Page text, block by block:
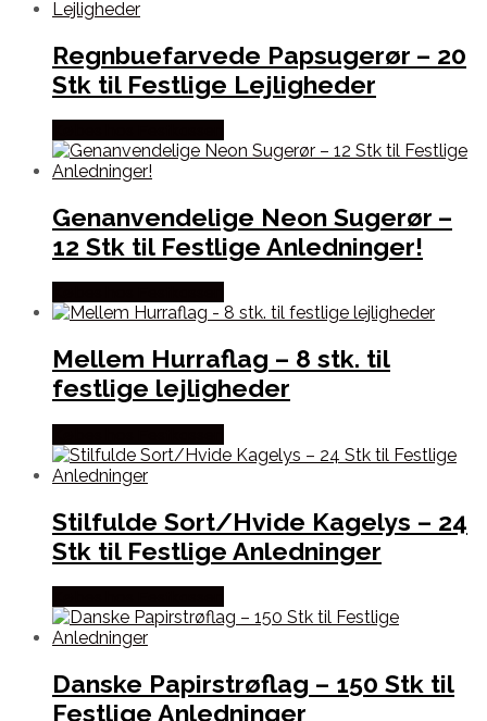
Regnbuefarvede Papsugerør – 20
Stk til Festlige Lejligheder
Genanvendelige Neon Sugerør –
12 Stk til Festlige Anledninger!
Mellem Hurraflag – 8 stk. til
festlige lejligheder
Stilfulde Sort/Hvide Kagelys – 24
Stk til Festlige Anledninger
Danske Papirstrøflag – 150 Stk til
Festlige Anledninger